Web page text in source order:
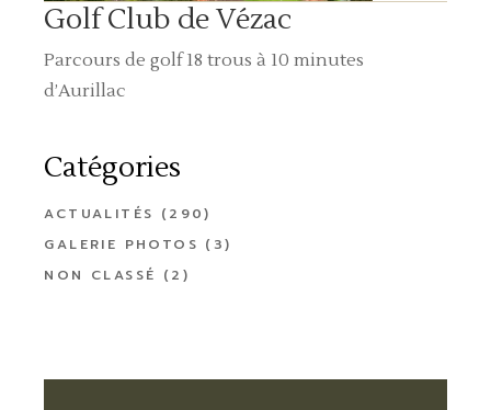
Golf Club de Vézac
Parcours de golf 18 trous à 10 minutes
d’Aurillac
Catégories
ACTUALITÉS (290)
GALERIE PHOTOS (3)
NON CLASSÉ (2)